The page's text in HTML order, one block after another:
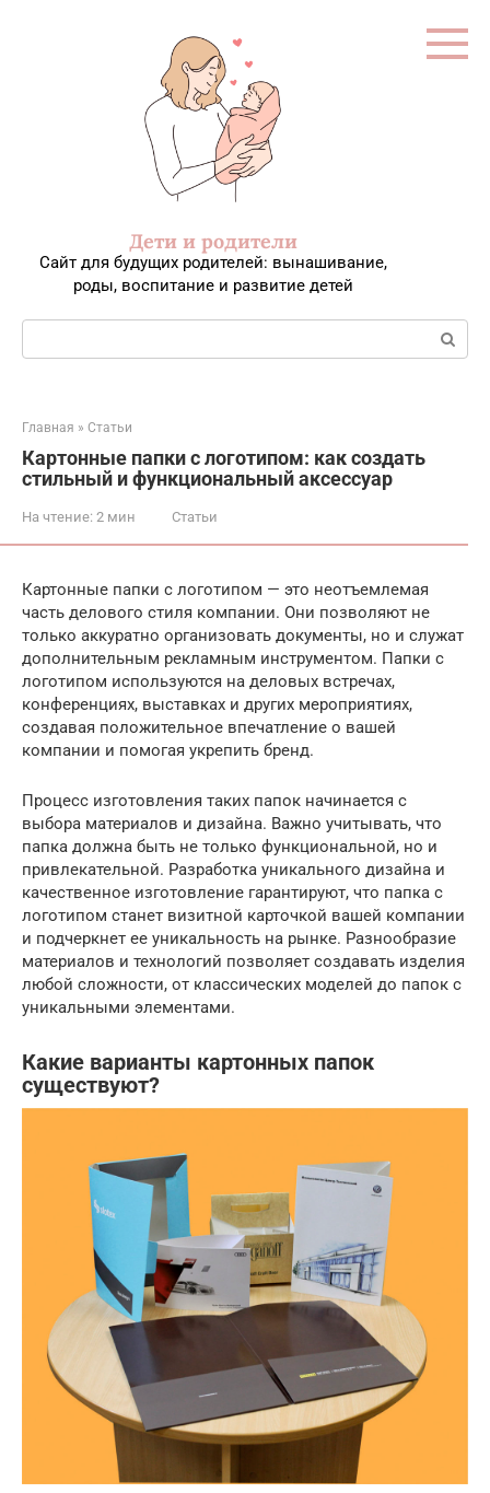
Дети и родители
Сайт для будущих родителей: вынашивание,
роды, воспитание и развитие детей
Поиск:
Главная » Статьи
Картонные папки с логотипом: как создать
стильный и функциональный аксессуар
На чтение: 2 мин Статьи
Картонные папки с логотипом — это неотъемлемая
часть делового стиля компании. Они позволяют не
только аккуратно организовать документы, но и служат
дополнительным рекламным инструментом. Папки с
логотипом используются на деловых встречах,
конференциях, выставках и других мероприятиях,
создавая положительное впечатление о вашей
компании и помогая укрепить бренд.
Процесс изготовления таких папок начинается с
выбора материалов и дизайна. Важно учитывать, что
папка должна быть не только функциональной, но и
привлекательной. Разработка уникального дизайна и
качественное изготовление гарантируют, что папка с
логотипом станет визитной карточкой вашей компании
и подчеркнет ее уникальность на рынке. Разнообразие
материалов и технологий позволяет создавать изделия
любой сложности, от классических моделей до папок с
уникальными элементами.
Какие варианты картонных папок
существуют?